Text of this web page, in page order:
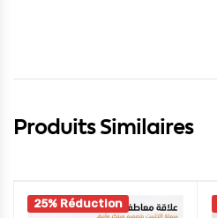
Produits Similaires
25% Réduction